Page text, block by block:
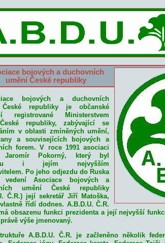
FOTOGALERIE, kdo byl na Zubří,
bojových a duchovních
umění České republiky
bojových a duchovních
republiky je občanské
registrované Ministerstvem
republiky, zabývající se
v oblasti zmíněných umění,
a souvisejících bojových a
forem. V roce 1991 asociaci
Jaromír Pokorný, který byl
i jejím nejvyšším
Po jeho odjezdu do Ruska
vedení Asociace bojových a
umění České republiky
Č.R.) její sekretář Jiří Matoška,
řídí dodnes. A.B.D.U. Č.R.
obsazenu funkci prezidenta a její nejvyšší
výše jmenovaný.
A.B.D.U. Č.R. je začleněno několik